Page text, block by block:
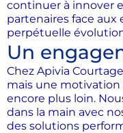
continuer à innover
partenaires face aux
perpétuelle
Un
Chez Apivia
mais une
encore plus loin.
dans la main avec
des solutions